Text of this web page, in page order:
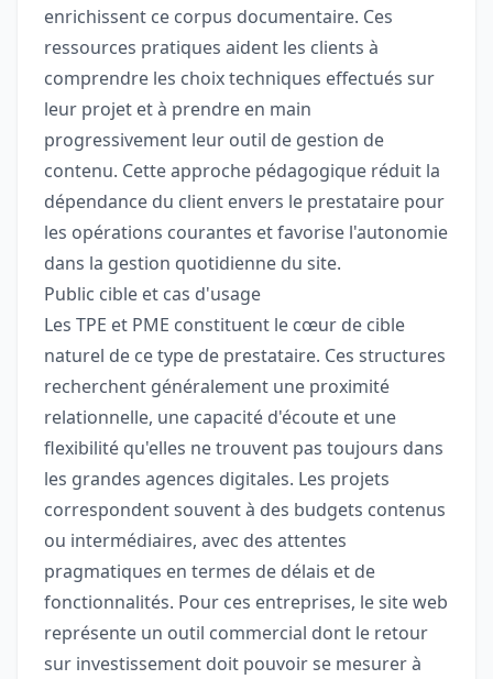
enrichissent ce corpus documentaire. Ces
ressources pratiques aident les clients à
comprendre les choix techniques effectués sur
leur projet et à prendre en main
progressivement leur outil de gestion de
contenu. Cette approche pédagogique réduit la
dépendance du client envers le prestataire pour
les opérations courantes et favorise l'autonomie
dans la gestion quotidienne du site.
Public cible et cas d'usage
Les TPE et PME constituent le cœur de cible
naturel de ce type de prestataire. Ces structures
recherchent généralement une proximité
relationnelle, une capacité d'écoute et une
flexibilité qu'elles ne trouvent pas toujours dans
les grandes agences digitales. Les projets
correspondent souvent à des budgets contenus
ou intermédiaires, avec des attentes
pragmatiques en termes de délais et de
fonctionnalités. Pour ces entreprises, le site web
représente un outil commercial dont le retour
sur investissement doit pouvoir se mesurer à